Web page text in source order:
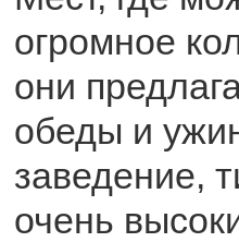
огромное
они
обеды и
заведение,
очень